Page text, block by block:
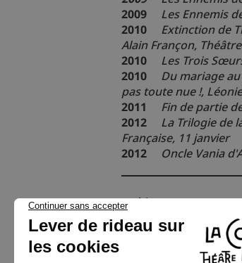
2009
Les Ennemis
2010
Extinction de
Alain Françon,
2010
Les Trois
2010
Du mariage
pas toute nue !,
2011
Fin de partie
2012
La Trilogie de
Française, 11 janvier
2012
Oncle Vania
archives
Chaise
texte Edward Bond
mise en scène Alain